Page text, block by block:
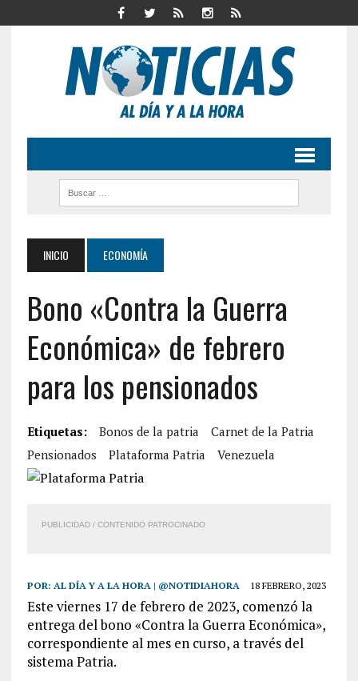
INICIO ECONOMÍA
Bono «Contra la Guerra
Económica» de febrero
para los pensionados
Etiquetas: Bonos de la patria
Carnet de la Patria
Pensionados
Plataforma Patria Venezuela
PUBLICIDAD / CONTENIDO PATROCINADO
POR: AL DÍA Y A LA HORA | @NOTIDIAHORA 18 FEBRERO, 2023
Este viernes 17 de febrero de 2023, comenzó la
entrega del bono «Contra la Guerra Económica»,
correspondiente al mes en curso, a través del
sistema Patria.